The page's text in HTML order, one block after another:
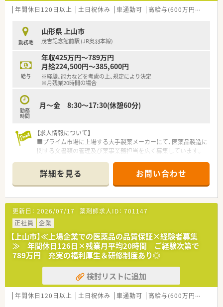
年間休日120日以上 土日祝休み 車通勤可 高給与(600万円以上)
勤務地
山形県 上山市
茂吉記念館前駅 (JR奥羽本線)
給与
年収425万円～789万円
月給224,500円～385,600円
※経験、能力などを考慮の上、規定により決定
※月残業20時間の場合
勤務
時間
月～金 8:30～17:30(休憩60分)
【求人情報について】
■プライム市場に上場する大手製薬メーカーにて、医薬品製造に
関する文書類の管理及び薬事業務担当を広く募集しています。
バランスを重視しながら安定した環境で長く働けます。
■賞与は前年度実績で計6ヶ月分の支給があり、日々の頑張りが
しっかりと高い収入に直結する魅力的な好条件です。
【募集背景と求める人物像について】
■さらなる供給体制の強化と品質向上のため、定期採用として新
しい知識や経験を持つ人財を幅広く募集しています。
■業界を問わず品質管理の経験をお持ちの方で、周囲と協力しな
がら正確に業務を遂行できる方を強く求めています。
■新卒や未経験の方の採用は行っていないため、これまでに培っ
た専門的なスキルを即戦力として発揮することが可能です。
【想定される業務内容】
■製品の出荷に関わる照査業務や、行政への薬事届出に必要とな
る書類作成およびスケジュール管理を主に担当します。
詳細を見る お問い合わせ
更新日： 2026/07/17 薬剤師求人ID： 701147
正社員
企業
【上山市】≪上場企業での医薬品の品質保証×経験者募集
≫ 年間休日126日×残業月平均20時間 ご経験次第で
789万円 充実の福利厚生＆研修制度あり◎
検討リストに追加
年間休日120日以上 土日祝休み 車通勤可 高給与(600万円以上)